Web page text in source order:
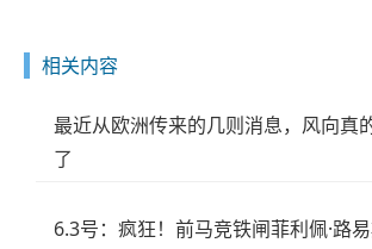
相关内容
最近从欧洲传来的几则消息，风向真
了
6.3号：疯狂！前马竞铁闸菲利佩·路